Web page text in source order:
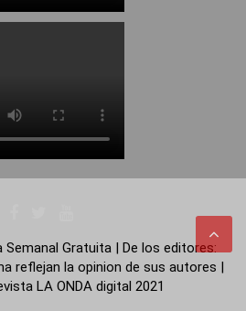
Semanal Gratuita | De los editores:
reflejan la opinion de sus autores |
LA ONDA digital 2021